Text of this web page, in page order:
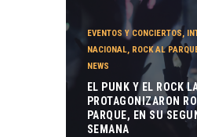
EVENTOS Y CONCIERTOS,
NACIONAL, ROCK AL
NEWS
EL PUNK Y EL ROCK
PROTAGONIZARON
PARQUE, EN SU
SEMANA